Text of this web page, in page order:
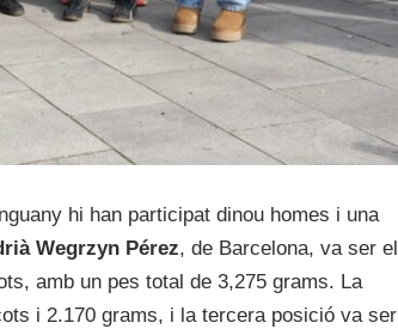
hi han participat dinou homes i una
Wegrzyn Pérez, de Barcelona, va ser el
amb un pes total de 3,275 grams. La
i 2.170 grams, i la tercera posició va ser